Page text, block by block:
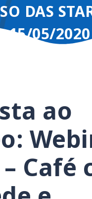
DAS
15/05/2020
ao
– Café